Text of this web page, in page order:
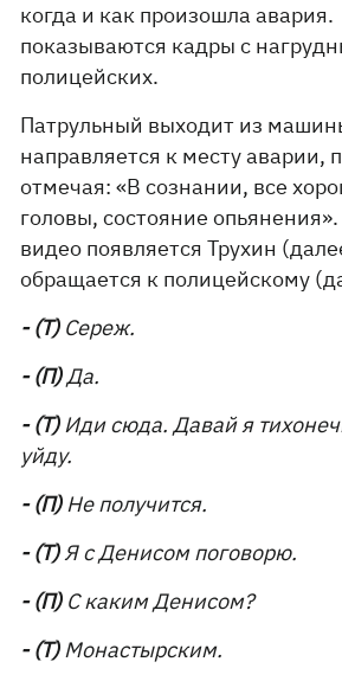
когда и как произошла
показываются кадры с
полицейских.
Патрульный выходит из
направляется к месту аварии,
отмечая: «В сознании, все
головы, состояние
видео появляется Трухин
обращается к полицейскому
- (Т) Сереж.
- (П)Да.
- (Т)Иди сюда. Давай я
уйду.
- (П)Не получится.
- (Т)Я с Денисом поговорю.
- (П)С каким Денисом?
- (Т)Монастырским.